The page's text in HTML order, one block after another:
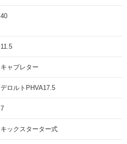
40
11.5
キャブレター
デロルトPHVA17.5
7
キックスターター式